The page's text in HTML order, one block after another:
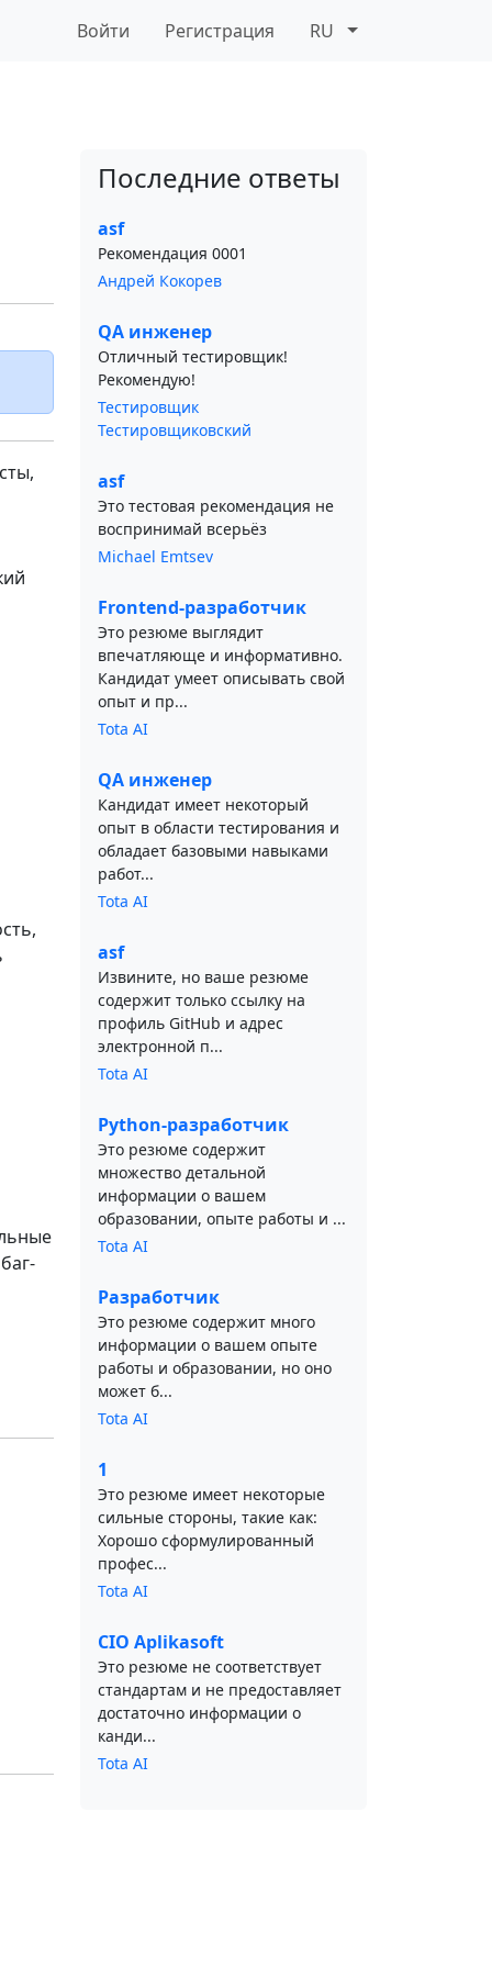
Войти Регистрация RU
Последние ответы
asf
Рекомендация 0001
Андрей Кокорев
QA инженер
Отличный тестировщик!
Рекомендую!
Тестировщик
Тестировщиковский
asf
Это тестовая рекомендация не
воспринимай всерьёз
Michael Emtsev
Frontend-разработчик
Это резюме выглядит
впечатляюще и информативно.
Кандидат умеет описывать свой
опыт и пр...
Tota AI
QA инженер
Кандидат имеет некоторый
опыт в области тестирования и
обладает базовыми навыками
работ...
Tota AI
asf
Извините, но ваше резюме
содержит только ссылку на
профиль GitHub и адрес
электронной п...
Tota AI
Python-разработчик
Это резюме содержит
множество детальной
информации о вашем
образовании, опыте работы и ...
Tota AI
Разработчик
Это резюме содержит много
информации о вашем опыте
работы и образовании, но оно
может б...
Tota AI
1
Это резюме имеет некоторые
сильные стороны, такие как:
Хорошо сформулированный
профес...
Tota AI
CIO Aplikasoft
Это резюме не соответствует
стандартам и не предоставляет
достаточно информации о
канди...
Tota AI